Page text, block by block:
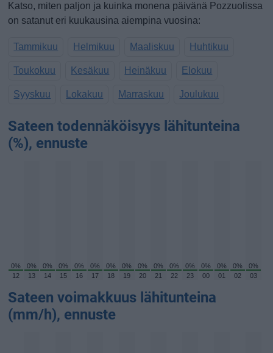
Katso, miten paljon ja kuinka monena päivänä Pozzuolissa
on satanut eri kuukausina aiempina vuosina:
Tammikuu Helmikuu Maaliskuu Huhtikuu
Toukokuu Kesäkuu Heinäkuu Elokuu
Syyskuu Lokakuu Marraskuu Joulukuu
Sateen todennäköisyys lähitunteina
(%), ennuste
0% 0% 0% 0% 0% 0% 0% 0% 0% 0% 0% 0% 0% 0% 0%
0%
12
13 14 15 16 17 18 19 20 21 22 23 00 01 02 03
Sateen voimakkuus lähitunteina
(mm/h), ennuste